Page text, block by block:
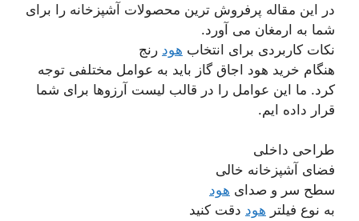
در این مقاله پرفروش ترین محصولات آشپزخانه را برای
شما به ارمغان می آورد.
نکات کاربردی برای انتخاب هود رنج
هنگام خرید هود اجاق گاز باید به عوامل مختلفی توجه
کرد. ما این عوامل را در قالب لیست آرزوها برای شما
قرار داده ایم.
طراحی داخلی
فضای آشپزخانه خالی
سطح سر و صدای هود
به نوع فیلتر هود دقت کنید